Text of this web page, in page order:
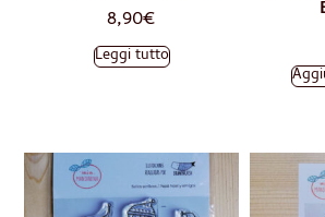
8,90€
Leggi tutto